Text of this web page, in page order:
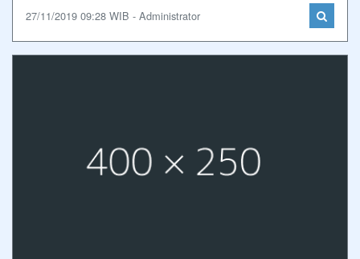
27/11/2019 09:28 WIB - Administrator